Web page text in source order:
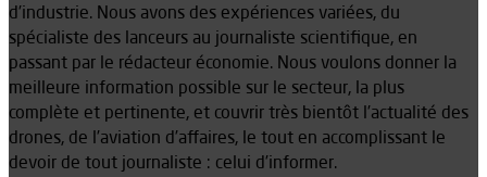
d’industrie. Nous avons des expériences variées, du
spécialiste des lanceurs au journaliste scientifique, en
passant par le rédacteur économie. Nous voulons donner la
meilleure information possible sur le secteur, la plus
complète et pertinente, et couvrir très bientôt l’actualité des
drones, de l’aviation d’affaires, le tout en accomplissant le
devoir de tout journaliste : celui d’informer.